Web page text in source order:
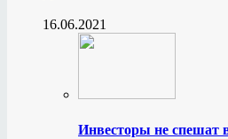
16.06.2021
Инвесторы не спешат